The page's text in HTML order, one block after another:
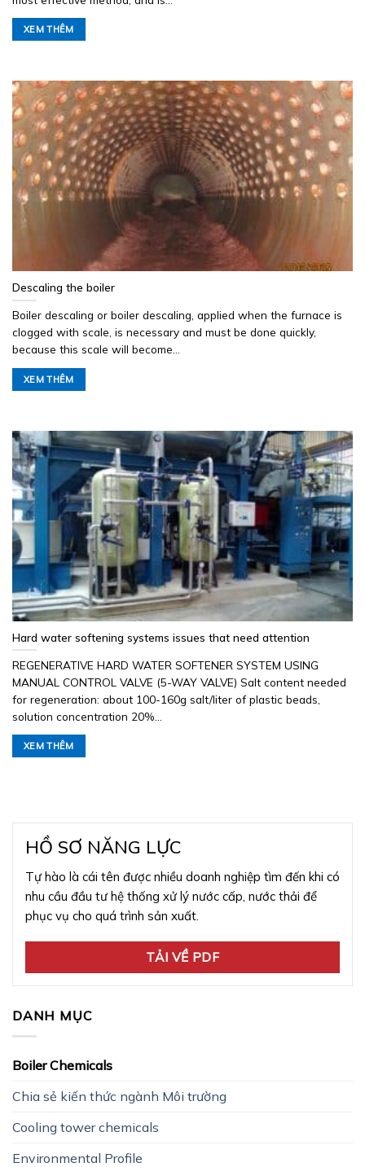
HỒ SƠ NĂNG LỰC
Tự hào là cái tên được nhiều doanh nghiệp tìm đến khi có
nhu cầu đầu tư hệ thống xử lý nước cấp, nước thải để
phục vụ cho quá trình sản xuất.
TẢI VỀ PDF
DANH MỤC
Boiler Chemicals
Chia sẻ kiến thức ngành Môi trường
Cooling tower chemicals
Environmental Profile
XEM THÊM
Descaling the boiler
Boiler descaling or boiler descaling, applied when the furnace is
clogged with scale, is necessary and must be done quickly,
because this scale will become...
XEM THÊM
Hard water softening systems issues that need attention
REGENERATIVE HARD WATER SOFTENER SYSTEM USING
MANUAL CONTROL VALVE (5-WAY VALVE) Salt content needed
for regeneration: about 100-160g salt/liter of plastic beads,
solution concentration 20%...
XEM THÊM